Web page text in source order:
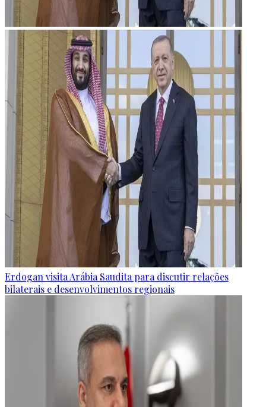
Erdogan visita Arábia Saudita para discutir relações
bilaterais e desenvolvimentos regionais